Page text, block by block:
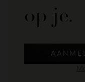
op je.